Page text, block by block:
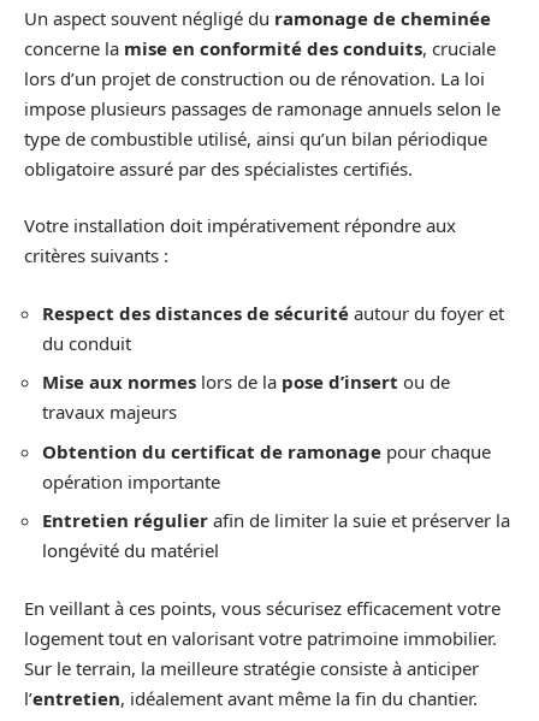
Un aspect souvent négligé du ramonage de cheminée
concerne la mise en conformité des conduits, cruciale
lors d’un projet de construction ou de rénovation. La loi
impose plusieurs passages de ramonage annuels selon le
type de combustible utilisé, ainsi qu’un bilan périodique
obligatoire assuré par des spécialistes certifiés.
Votre installation doit impérativement répondre aux
critères suivants :
Respect des distances de sécurité autour du foyer et
du conduit
Mise aux normes lors de la pose d’insert ou de
travaux majeurs
Obtention du certificat de ramonage pour chaque
opération importante
Entretien régulier afin de limiter la suie et préserver la
longévité du matériel
En veillant à ces points, vous sécurisez efficacement votre
logement tout en valorisant votre patrimoine immobilier.
Sur le terrain, la meilleure stratégie consiste à anticiper
l’entretien, idéalement avant même la fin du chantier.